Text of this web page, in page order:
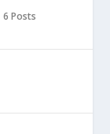
6 Posts